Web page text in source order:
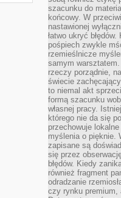
szacunku do
końcowy. W
nastawionej
łatwo ukryć
pośpiech zwykle
rzemieślnicze
samym
rzeczy porządnie,
świecie
to niemal akt
formą szacunku
własnej pracy.
którego nie da się
przechowuje
myślenia o pięknie.
zapisane są
się przez
błędów. Kiedy
również fragment
odradzanie
czy rynku premium,